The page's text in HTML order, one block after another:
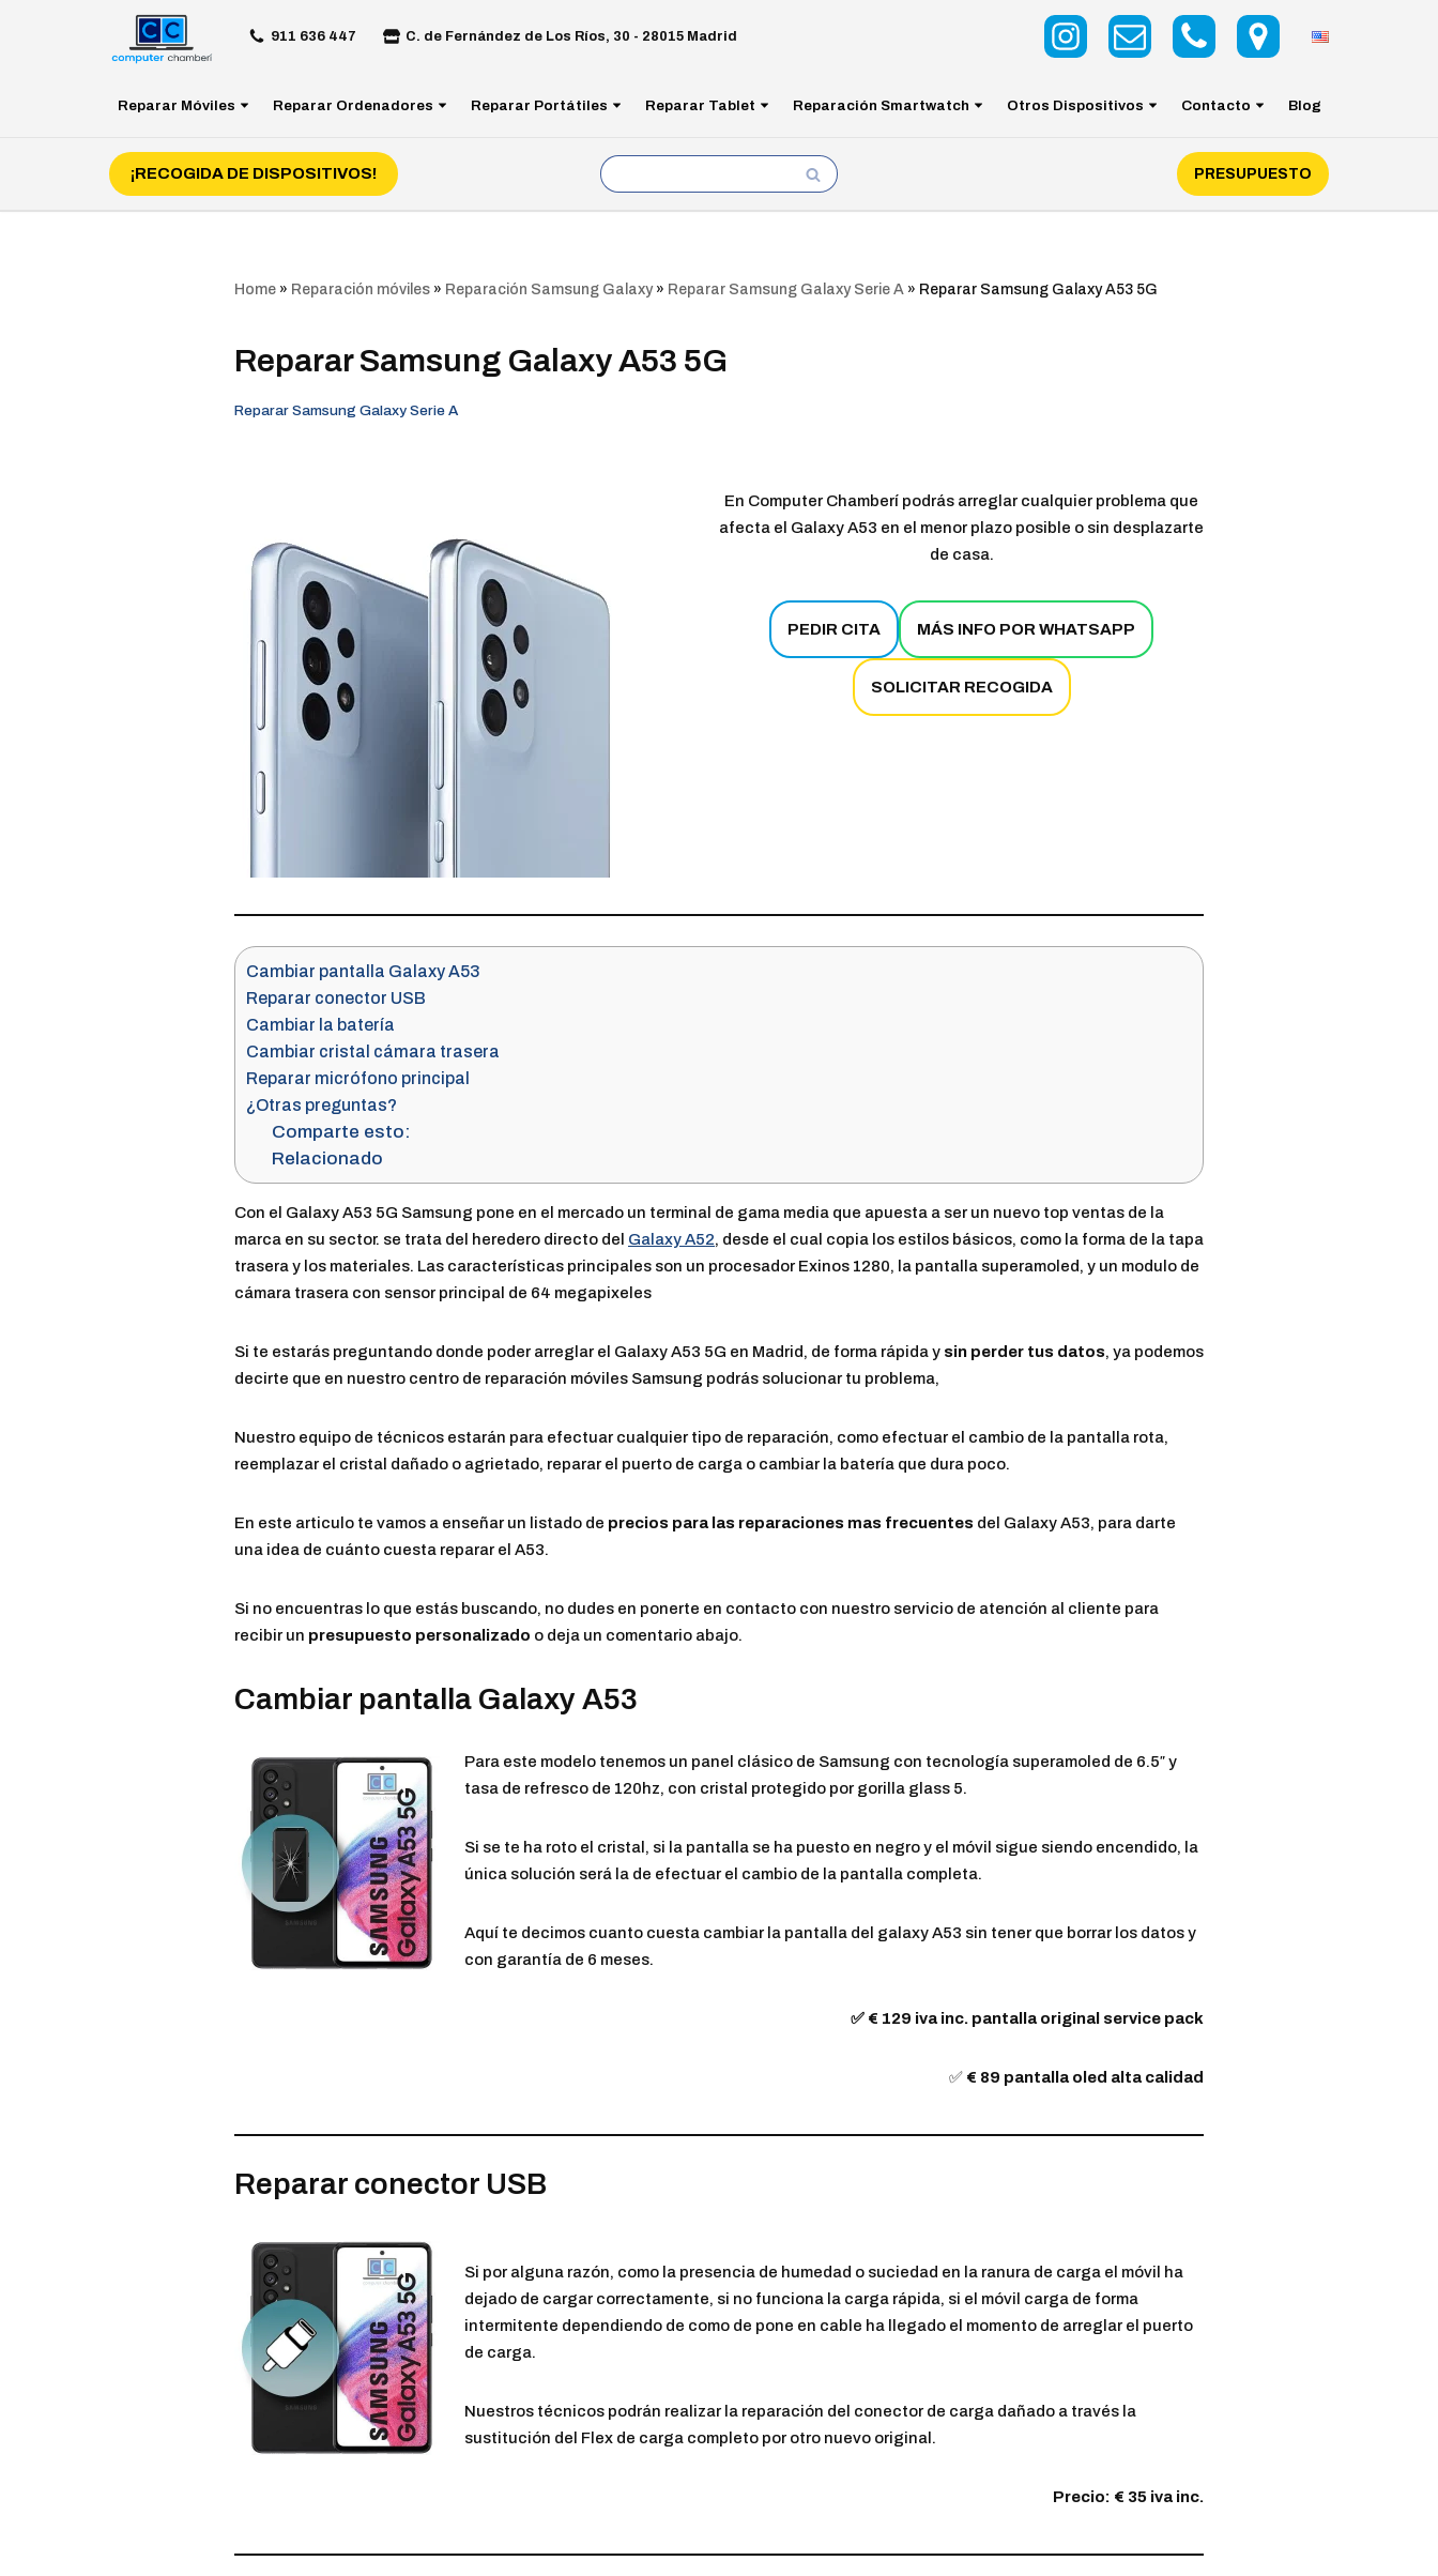
911 636 447 C. de Fernández de Los Ríos, 30 - 28015 Madrid
Reparar Móviles Reparar Ordenadores Reparar Portátiles Reparar Tablet Reparación Smartwatch Otros Dispositivos Contacto Blog
¡RECOGIDA DE DISPOSITIVOS! PRESUPUESTO
Home » Reparación móviles » Reparación Samsung Galaxy» Reparar Samsung Galaxy Serie A » Reparar Samsung Galaxy A53 5G
Reparar Samsung Galaxy A53 5G
Reparar Samsung Galaxy Serie A
En Computer Chamberí podrás arreglar cualquier problema que
afecta el Galaxy A53 en el menor plazo posible o sin desplazarte
de casa.
PEDIR CITA MÁS INFO POR WHATSAPP
SOLICITAR RECOGIDA
Cambiar pantalla Galaxy A53
Reparar conector USB
Cambiar la batería
Cambiar cristal cámara trasera
Reparar micrófono principal
¿Otras preguntas?
Comparte esto:
Relacionado
Con el Galaxy A53 5G Samsung pone en el mercado un terminal de gama media que apuesta a ser un nuevo top ventas de la
marca en su sector. se trata del heredero directo del Galaxy A52, desde el cual copia los estilos básicos, como la forma de la tapa
trasera y los materiales. Las características principales son un procesador Exinos 1280, la pantalla superamoled, y un modulo de
cámara trasera con sensor principal de 64 megapixeles
Si te estarás preguntando donde poder arreglar el Galaxy A53 5G en Madrid, de forma rápida y sin perder tus datos, ya podemos
decirte que en nuestro centro de reparación móviles Samsung podrás solucionar tu problema,
Nuestro equipo de técnicos estarán para efectuar cualquier tipo de reparación, como efectuar el cambio de la pantalla rota,
reemplazar el cristal dañado o agrietado, reparar el puerto de carga o cambiar la batería que dura poco.
En este articulo te vamos a enseñar un listado de precios para las reparaciones mas frecuentes del Galaxy A53, para darte
una idea de cuánto cuesta reparar el A53.
Si no encuentras lo que estás buscando, no dudes en ponerte en contacto con nuestro servicio de atención al cliente para
recibir un presupuesto personalizado o deja un comentario abajo.
Cambiar pantalla Galaxy A53
Para este modelo tenemos un panel clásico de Samsung con tecnología superamoled de 6.5″ y
tasa de refresco de 120hz, con cristal protegido por gorilla glass 5.
Si se te ha roto el cristal, si la pantalla se ha puesto en negro y el móvil sigue siendo encendido, la
única solución será la de efectuar el cambio de la pantalla completa.
Aquí te decimos cuanto cuesta cambiar la pantalla del galaxy A53 sin tener que borrar los datos y
con garantía de 6 meses.
✅ € 129 iva inc. pantalla original service pack
✅ € 89 pantalla oled alta calidad
Reparar conector USB
Si por alguna razón, como la presencia de humedad o suciedad en la ranura de carga el móvil ha
dejado de cargar correctamente, si no funciona la carga rápida, si el móvil carga de forma
intermitente dependiendo de como de pone en cable ha llegado el momento de arreglar el puerto
de carga.
Nuestros técnicos podrán realizar la reparación del conector de carga dañado a través la
sustitución del Flex de carga completo por otro nuevo original.
Precio: € 35 iva inc.